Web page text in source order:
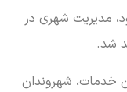
مدیریت شهری در
شد.
خدمات، شهروندان